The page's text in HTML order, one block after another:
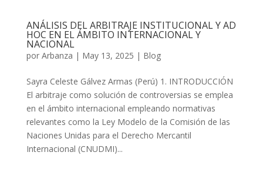
ANÁLISIS DEL ARBITRAJE INSTITUCIONAL Y AD
HOC EN EL ÁMBITO INTERNACIONAL Y
NACIONAL
por Arbanza | May 13, 2025 | Blog
Sayra Celeste Gálvez Armas (Perú) 1. INTRODUCCIÓN
El arbitraje como solución de controversias se emplea
en el ámbito internacional empleando normativas
relevantes como la Ley Modelo de la Comisión de las
Naciones Unidas para el Derecho Mercantil
Internacional (CNUDMI)...